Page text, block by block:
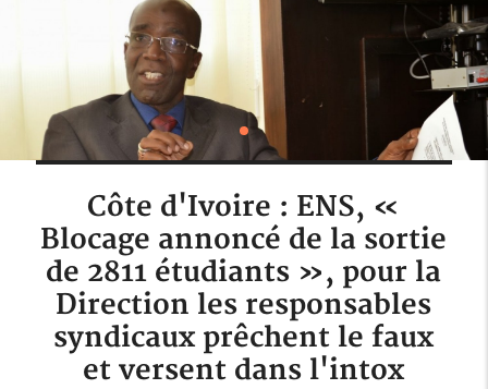
Côte d'Ivoire : ENS, «
Blocage annoncé de la sortie
de 2811 étudiants », pour la
Direction les responsables
syndicaux prêchent le faux
et versent dans l'intox